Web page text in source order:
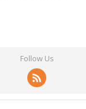
Follow Us